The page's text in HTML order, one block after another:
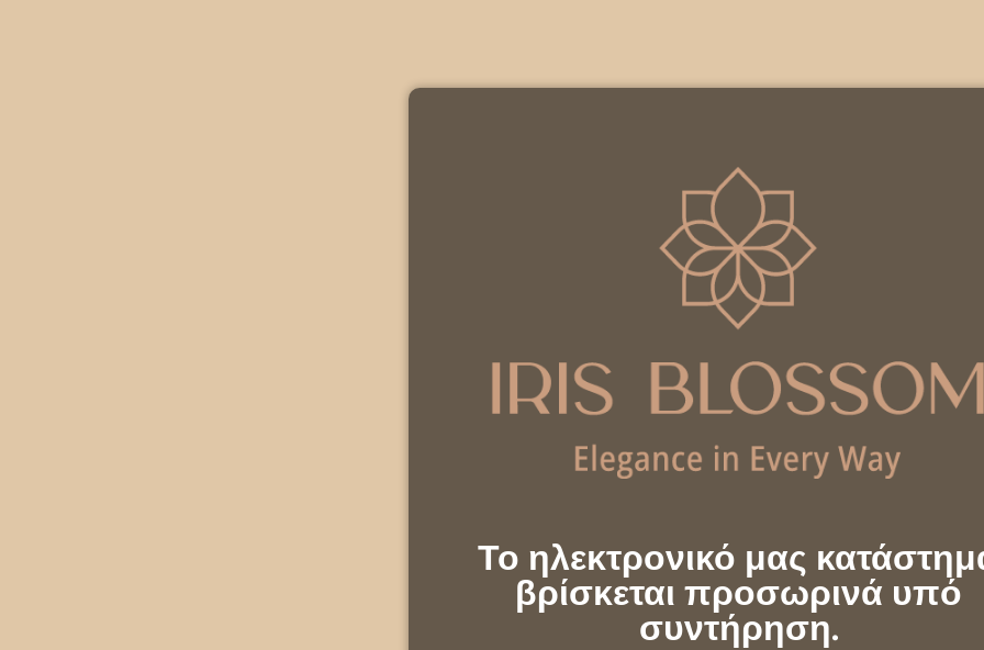
Το ηλεκτρονικό μας
βρίσκεται προσωρινά υπό
συντήρηση.